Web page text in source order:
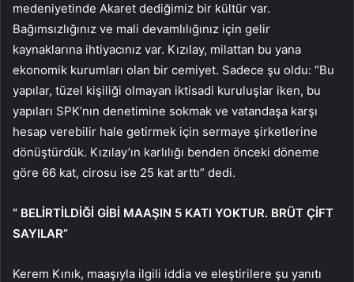
medeniyetinde Akaret dediğimiz bir kültür var.
Bağımsızlığınız ve mali devamlılığınız için gelir
kaynaklarına ihtiyacınız var. Kızılay, milattan bu yana
ekonomik kurumları olan bir cemiyet. Sadece şu oldu: “Bu
yapılar, tüzel kişiliği olmayan iktisadi kuruluşlar iken, bu
yapıları SPK’nın denetimine sokmak ve vatandaşa karşı
hesap verebilir hale getirmek için sermaye şirketlerine
dönüştürdük. Kızılay’ın karlılığı benden önceki döneme
göre 66 kat, cirosu ise 25 kat arttı” dedi.
“ BELİRTİLDİĞİ GİBİ MAAŞIN 5 KATI YOKTUR. BRÜT ÇİFT
SAYILAR”
Kerem Kınık, maaşıyla ilgili iddia ve eleştirilere şu yanıtı